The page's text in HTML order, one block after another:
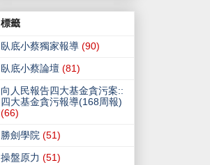
標籤
臥底小蔡獨家報導 (90)
臥底小蔡論壇 (81)
向人民報告四大基金貪污案::
四大基金貪污報導(168周報)
(66)
勝劍學院 (51)
操盤原力 (51)